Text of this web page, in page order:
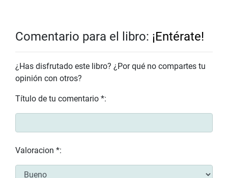
Comentario para el libro: ¡Entérate!
¿Has disfrutado este libro? ¿Por qué no compartes tu
opinión con otros?
Título de tu comentario *:
Valoracion *: